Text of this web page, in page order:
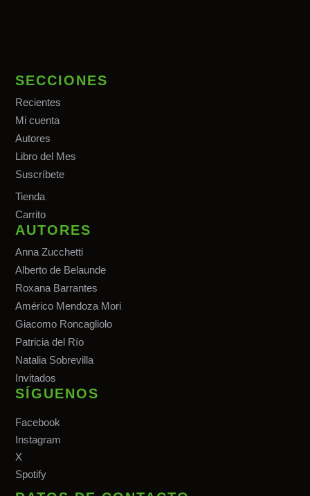
SECCIONES
Recientes
Mi cuenta
Autores
Libro del Mes
Suscríbete
Tienda
Carrito
AUTORES
Anna Zucchetti
Alberto de Belaunde
Roxana Barrantes
Américo Mendoza Mori
Giacomo Roncagliolo
Patricia del Río
Natalia Sobrevilla
Invitados
SÍGUENOS
Facebook
Instagram
X
Spotify